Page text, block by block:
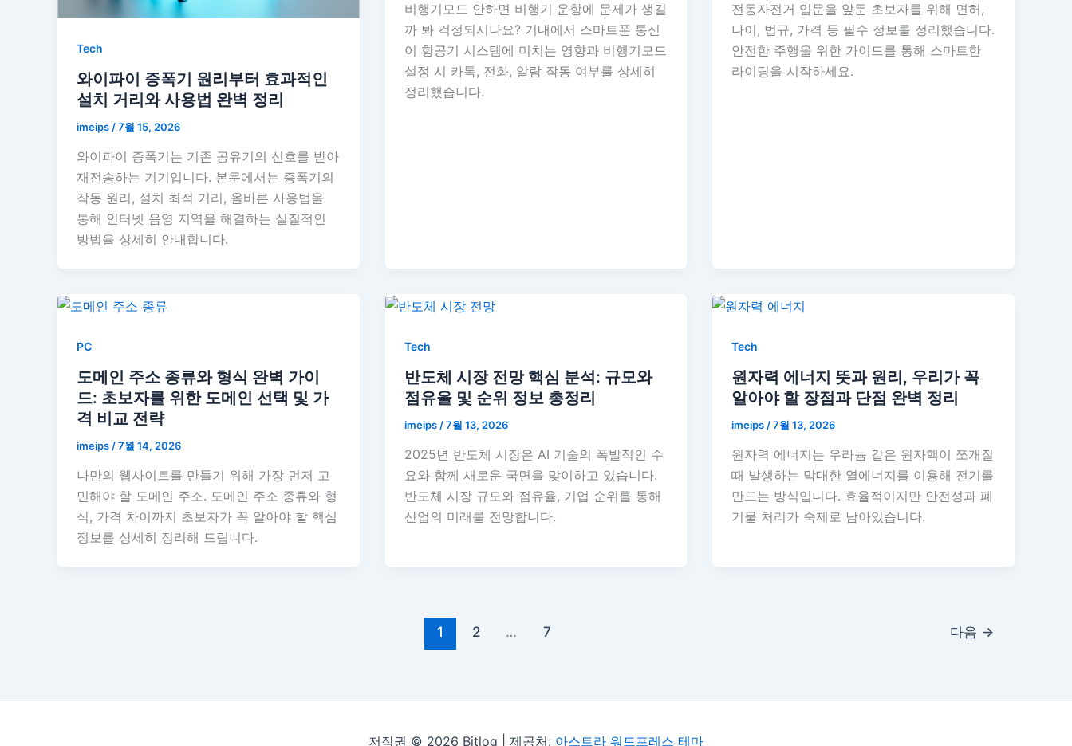
Tech
와이파이 증폭기 원리부터 효과적인
설치 거리와 사용법 완벽 정리
imeips /7월 15, 2026
와이파이 증폭기는 기존 공유기의 신호를 받아
재전송하는 기기입니다. 본문에서는 증폭기의
작동 원리, 설치 최적 거리, 올바른 사용법을
통해 인터넷 음영 지역을 해결하는 실질적인
방법을 상세히 안내합니다.
비행기모드 안하면 비행기 운항에 문제가 생길
까 봐 걱정되시나요? 기내에서 스마트폰 통신
이 항공기 시스템에 미치는 영향과 비행기모드
설정 시 카톡, 전화, 알람 작동 여부를 상세히
정리했습니다.
전동자전거 입문을 앞둔 초보자를 위해 면허,
나이, 법규, 가격 등 필수 정보를 정리했습니다.
안전한 주행을 위한 가이드를 통해 스마트한
라이딩을 시작하세요.
PC
도메인 주소 종류와 형식 완벽 가이
드: 초보자를 위한 도메인 선택 및 가
격 비교 전략
imeips /7월 14, 2026
나만의 웹사이트를 만들기 위해 가장 먼저 고
민해야 할 도메인 주소. 도메인 주소 종류와 형
식, 가격 차이까지 초보자가 꼭 알아야 할 핵심
정보를 상세히 정리해 드립니다.
Tech
반도체 시장 전망 핵심 분석: 규모와
점유율 및 순위 정보 총정리
imeips /7월 13, 2026
2025년 반도체 시장은 AI 기술의 폭발적인 수
요와 함께 새로운 국면을 맞이하고 있습니다.
반도체 시장 규모와 점유율, 기업 순위를 통해
산업의 미래를 전망합니다.
Tech
원자력 에너지 뜻과 원리, 우리가 꼭
알아야 할 장점과 단점 완벽 정리
imeips /7월 13, 2026
원자력 에너지는 우라늄 같은 원자핵이 쪼개질
때 발생하는 막대한 열에너지를 이용해 전기를
만드는 방식입니다. 효율적이지만 안전성과 폐
기물 처리가 숙제로 남아있습니다.
1 2 … 7 다음 →
저작권 © 2026 Bitlog | 제공처: 아스트라 워드프레스 테마